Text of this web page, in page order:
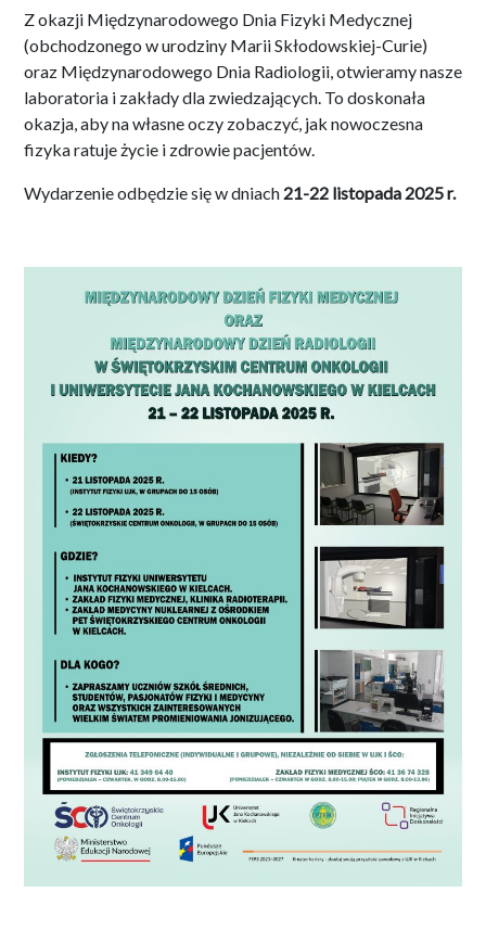
Z okazji Międzynarodowego Dnia Fizyki Medycznej
(obchodzonego w urodziny Marii Skłodowskiej-Curie)
oraz Międzynarodowego Dnia Radiologii, otwieramy nasze
laboratoria i zakłady dla zwiedzających . To doskonała
okazja, aby na własne oczy zobaczyć, jak nowoczesna
fizyka ratuje życie i zdrowie pacjentów
Wydarzenie odbędzie się w dniach 21-22 listopada 2025 r.